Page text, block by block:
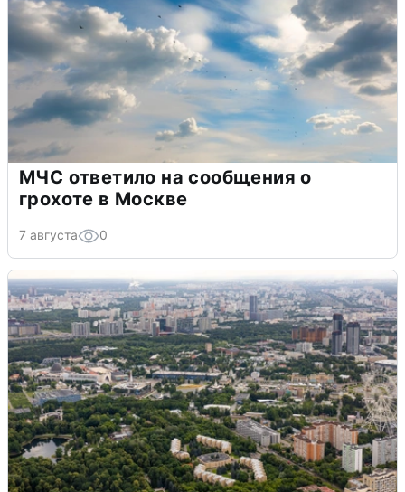
МЧС ответило на сообщения о
грохоте в Москве
7 августа 0